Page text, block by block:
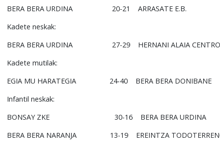
BERA BERA URDINA
20-21
ARRASATE E.B.
Kadete neskak:
BERA BERA URDINA
27-29
HERNANI ALAIA
Kadete mutilak:
EGIA MU HARATEGIA
24-40
BERA BERA DONIBANE
Infantil neskak:
BONSAY ZKE
30-16
BERA BERA URDINA
BERA BERA NARANJA
13-19
EREINTZA